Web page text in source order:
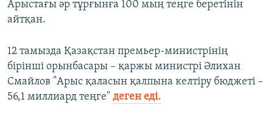
Арыстағы әр тұрғынға 100 мың теңге беретінін
айтқан.
12 тамызда Қазақстан премьер-министрінің
бірінші орынбасары – қаржы министрі Әлихан
Смайлов "Арыс қаласын қалпына келтіру бюджеті –
56,1 миллиард теңге" деген еді.